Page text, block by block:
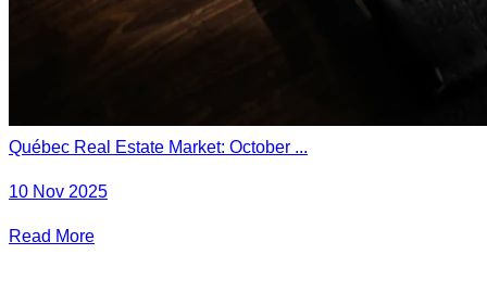
Québec Real Estate Market: October ...
10 Nov 2025
Read More